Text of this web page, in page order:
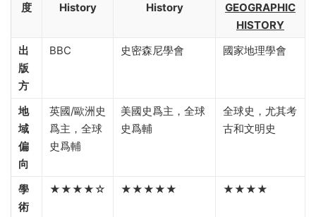
度
History
History
GEOGRAPHIC
HISTORY
出
版
方
BBC 史密森尼學會 國家地理學會
地
域
偏
向
英國/歐洲史
爲主，全球
史爲輔
美國史爲主，全球
史爲輔
全球史，尤其考
古和文明史
學
術
★★★★☆ ★★★★★ ★★★★